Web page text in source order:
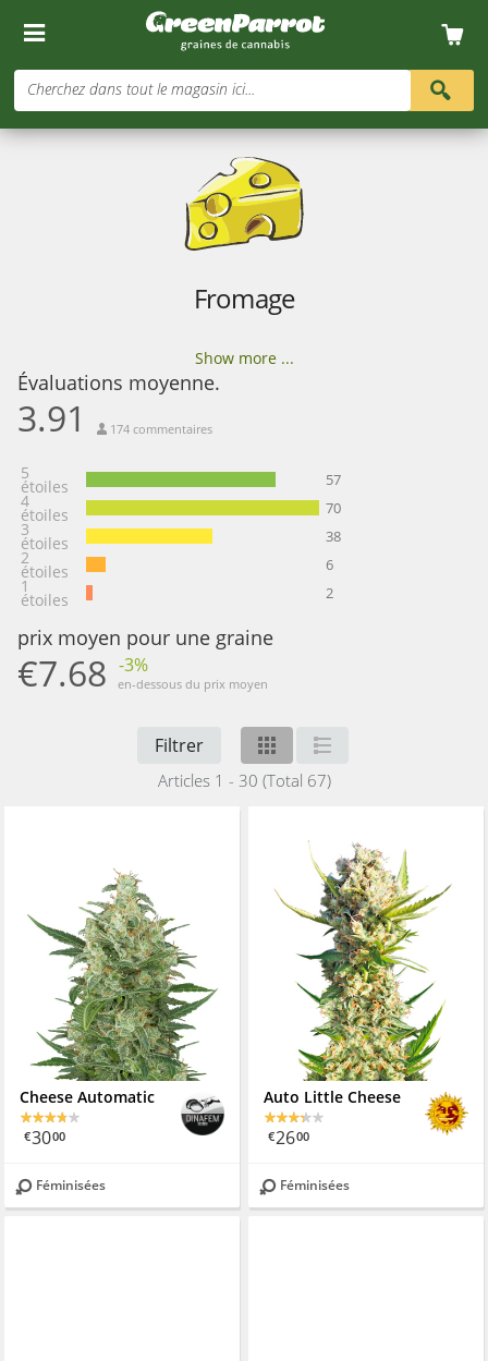
Cherchez dans tout le magasin ici...
Fromage
Show more ...
Évaluations moyenne.
3.91 174 commentaires
5
étoiles 57
4
étoiles 70
3
étoiles 38
2
étoiles 6
1
étoiles 2
prix moyen pour une graine
€7.68 -3%
en-dessous du prix moyen
Filtrer
Articles 1 - 30 (Total 67)
Cheese Automatic
€3000
Féminisées
Auto Little Cheese
€2600
Féminisées